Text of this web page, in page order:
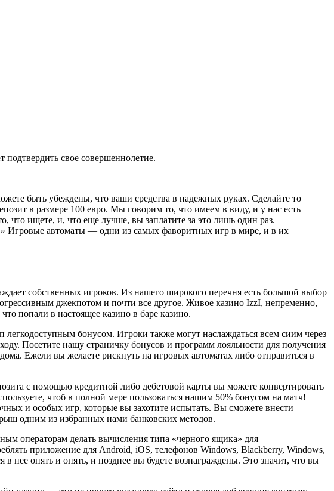
подтвердить свое совершеннолетие.
быть убеждены, что ваши средства в надежных руках. Сделайте то
в размере 100 евро. Мы говорим то, что имеем в виду, и у нас есть
что ищете, и, что еще лучше, вы заплатите за это лишь один раз.
» Игровые автоматы — одни из самых фаворитных игр в мире, и в их
собственных игроков. Из нашего широкого перечня есть большой выбор
джекпотом и почти все другое. Живое казино IzzI, непременно,
попали в настоящее казино в баре казино.
бонусом. Игроки также могут наслаждаться всем сиим через
Посетите нашу страничку бонусов и программ лояльности для получения
Ежели вы желаете рискнуть на игровых автоматах либо отправиться в
с помощью кредитной либо дебетовой карты вы можете конвертировать
чтоб в полной мере пользоваться нашим 50% бонусом на матч!
и особых игр, которые вы захотите испытать. Вы сможете внести
одним из избранных нами банковских методов.
операторам делать вычисления типа «черного ящика» для
приложение для Android, iOS, телефонов Windows, Blackberry, Windows,
нее опять и опять, и позднее вы будете вознаграждены. Это значит, что вы